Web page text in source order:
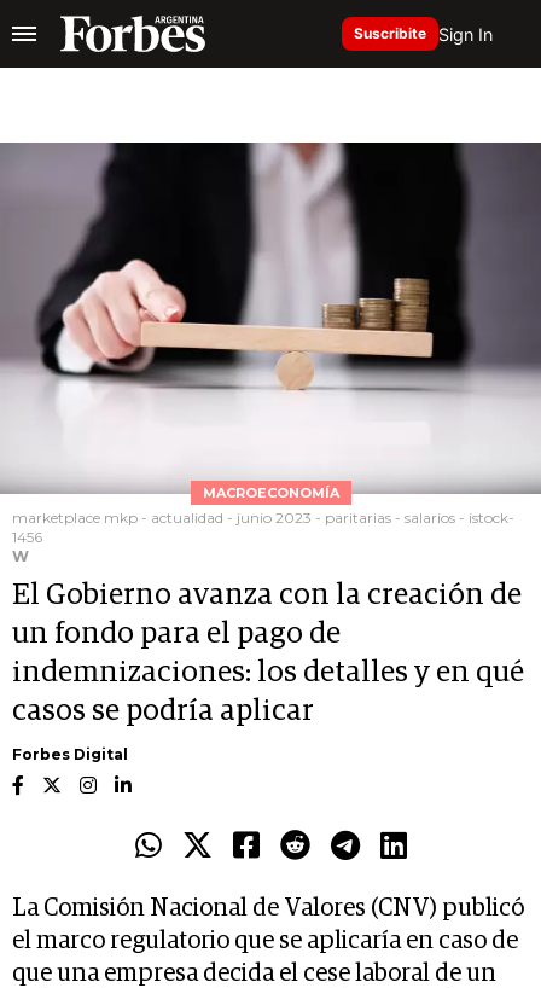
Suscribite Sign In
MACROECONOMÍA
marketplace mkp - actualidad - junio 2023 - paritarias - salarios - istock-
1456
W
El Gobierno avanza con la creación de
un fondo para el pago de
indemnizaciones: los detalles y en qué
casos se podría aplicar
Forbes Digital
La Comisión Nacional de Valores (CNV) publicó
el marco regulatorio que se aplicaría en caso de
que una empresa decida el cese laboral de un